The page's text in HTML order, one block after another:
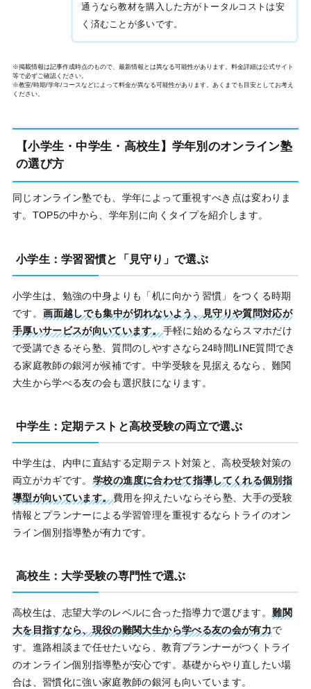
通うなら教材を購入した方がトータルコストは安
く済むことが多いです。
※掲載情報は記事作成時点のもので、最新情報とは異なる可能性があります。料金詳細は公式サイト
等で必ずご確認ください。
※教室/時期/学年/コースなどによって料金が異なる可能性があります。あくまでも目安としてお考え
ください。
【小学生・中学生・高校生】学年別のオンライン塾
の選び方
同じオンライン塾でも、学年によって重視すべき点は変わりま
す。TOP5の中から、学年別に向くタイプを紹介します。
小学生：学習習慣と「見守り」で選ぶ
小学生は、勉強の中身よりも「机に向かう習慣」をつくる時期
です。 画面越しでも集中が切れないよう、見守りや質問対応が
手厚いサービスが向いています。手軽に始めるならスマホだけ
で受講できるそら塾、質問のしやすさなら24時間LINE質問でき
る家庭教師の銀河が候補です。中学受験を見据えるなら、難関
大生から学べる友の会も選択肢になります。
中学生：定期テストと高校受験の両立で選ぶ
中学生は、内申に直結する定期テスト対策と、高校受験対策の
両立がカギです。 学校の進度に合わせて指導してくれる個別指
導型が向いています。費用を抑えたいならそら塾、大手の受験
情報とプランナーによる学習管理を重視するならトライのオン
ライン個別指導塾が有力です。
高校生：大学受験の専門性で選ぶ
高校生は、志望大学のレベルに合った指導力で選びます。難関
大を目指すなら、現役の難関大生から学べる友の会が有力で
す。進路相談まで任せたいなら、教育プランナーがつくトライ
のオンライン個別指導塾が安心です。基礎からやり直したい場
合は、習慣化に強い家庭教師の銀河も向いています。